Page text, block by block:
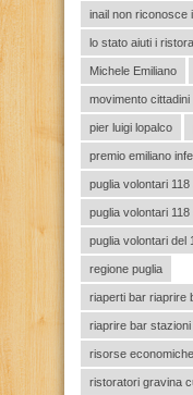
inail non riconosce
lo stato aiuti i
Michele Emiliano
movimento cittadini
pier luigi lopalco
premio emiliano
puglia volontari 118
puglia volontari
puglia volontari del
regione puglia
riaperti bar riaprire
riaprire bar
risorse
ristoratori gravina